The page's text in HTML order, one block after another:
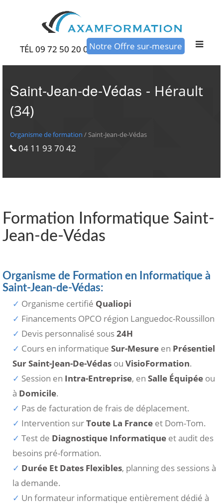
Notre Offre sur-mesure
TÉL 09 72 50 20 00
Saint-Jean-de-Védas - Hérault
(34)
Organisme de formation / Saint-Jean-de-Védas
04 11 93 70 42
Formation Informatique Saint-
Jean-de-Védas
Organisme de Formation en Informatique à
Saint-Jean-de-Védas:
Organisme certifié Qualiopi
Financements OPCO région Languedoc-Roussillon
Devis personnalisé sous24H
Cours en informatique Sur-Mesure en Présentiel
Sur Saint-Jean-De-Védas ou VisioFormation.
Session en Intra-Entreprise, en Salle Équipée ou
à Domicile.
Pas de facturation de frais de déplacement.
Intervention surToute La France et Dom-Tom.
Test de Diagnostique Informatique et audit des
besoins pré-formation.
Durée Et Dates Flexibles, planning des sessions à
la demande.
Un formateur informatique entièrement dédié à